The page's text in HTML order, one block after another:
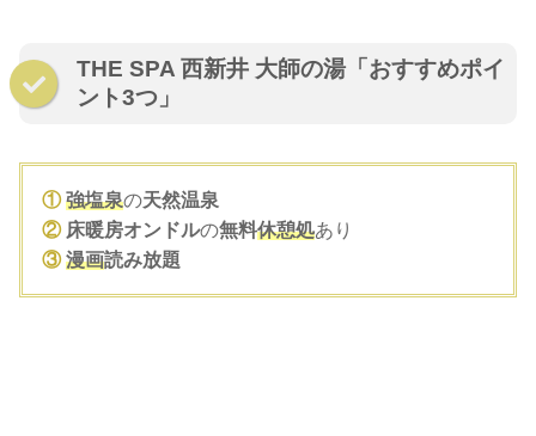
THE SPA 西新井 大師の湯「おすすめポイ
ント3つ」
① 強塩泉の天然温泉
② 床暖房オンドルの無料休憩処あり
③ 漫画読み放題